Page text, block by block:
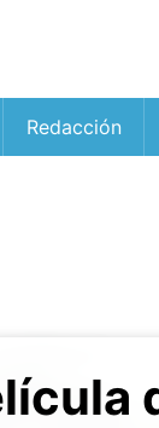
Redacción